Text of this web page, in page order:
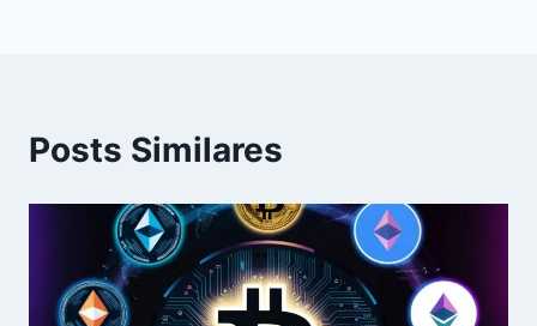
Posts Similares